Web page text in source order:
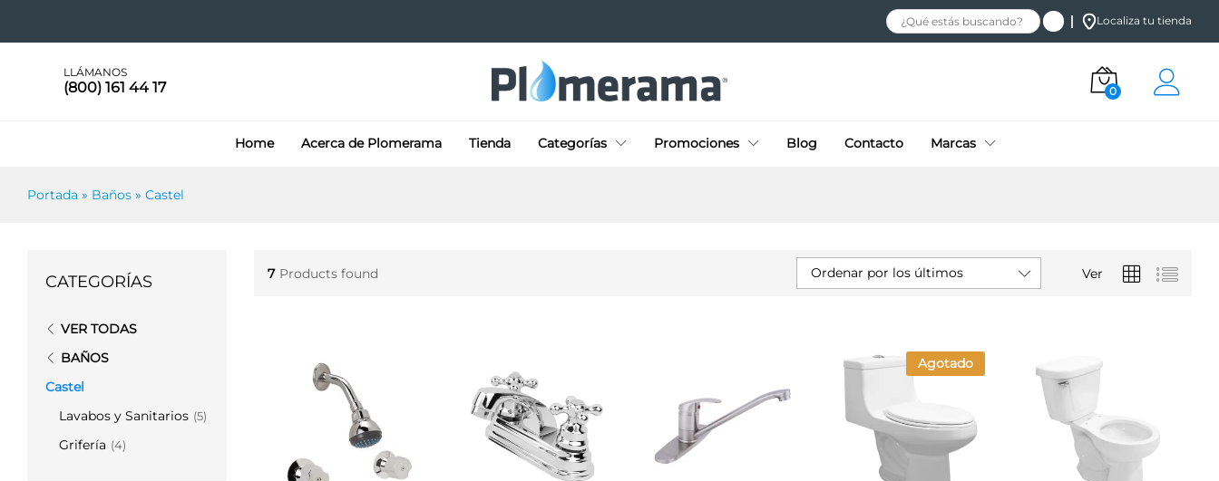
Localiza tu tienda
LLÁMANOS
(800) 161 44 17 0
Home Acerca de Plomerama Tienda Categorías Promociones Blog Contacto Marcas
Portada » Baños » Castel
7 Products found Ver
Ordenar por los últimos
Agotado
CATEGORÍAS
VER TODAS
BAÑOS
Castel
Lavabos y Sanitarios (5)
Grifería (4)